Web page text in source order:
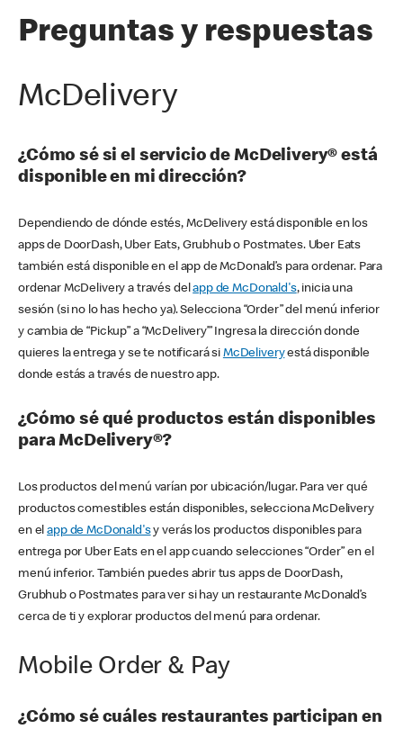
Preguntas y respuestas
McDelivery
¿Cómo sé si el servicio de McDelivery® está
disponible en mi dirección?
Dependiendo de dónde estés, McDelivery está disponible en los
apps de DoorDash, Uber Eats, Grubhub o Postmates. Uber Eats
también está disponible en el app de McDonald’s para ordenar. Para
ordenar McDelivery a través delapp de McDonald's, inicia una
sesión (si no lo has hecho ya). Selecciona “Order” del menú inferior
y cambia de “Pickup” a “McDelivery’” Ingresa la dirección donde
quieres la entrega y se te notificará si McDeliveryestá disponible
donde estás a través de nuestro app.
¿Cómo sé qué productos están disponibles
para McDelivery®?
Los productos del menú varían por ubicación/lugar. Para ver qué
productos comestibles están disponibles, selecciona McDelivery
en elapp de McDonald'sy verás los productos disponibles para
entrega por Uber Eats en el app cuando selecciones “Order” en el
menú inferior. También puedes abrir tus apps de DoorDash,
Grubhub o Postmates para ver si hay un restaurante McDonald’s
cerca de ti y explorar productos del menú para ordenar.
Mobile Order & Pay
¿Cómo sé cuáles restaurantes participan en